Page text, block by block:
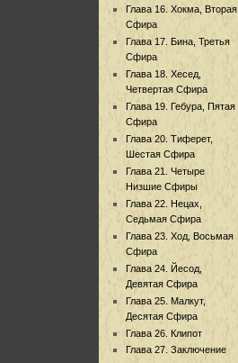
Глава 16. Хокма, Вторая
Сфира
Глава 17. Бина, Третья
Сфира
Глава 18. Хесед,
Четвертая Сфира
Глава 19. Гебура, Пятая
Сфира
Глава 20. Тиферет,
Шестая Сфира
Глава 21. Четыре
Низшие Сфиры
Глава 22. Нецах,
Седьмая Сфира
Глава 23. Ход, Восьмая
Сфира
Глава 24. Йесод,
Девятая Сфира
Глава 25. Малкут,
Десятая Сфира
Глава 26. Клипот
Глава 27. Заключение